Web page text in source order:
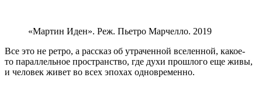
«Мартин Иден». Реж. Пьетро Марчелло. 2019
Все это не ретро, а рассказ об утраченной вселенной, какое-
то параллельное пространство, где духи прошлого еще живы,
и человек живет во всех эпохах одновременно.